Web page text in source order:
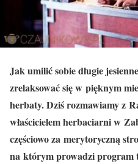
Jak umilić sobie długie
zrelaksować się w pięknym
herbaty. Dziś rozmawiamy z
właścicielem herbaciarni w
częściowo za merytoryczną
na którym prowadzi program